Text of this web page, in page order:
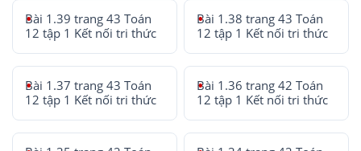
Bài 1.39 trang 43 Toán
12 tập 1 Kết nối tri thức
Bài 1.38 trang 43 Toán
12 tập 1 Kết nối tri thức
Bài 1.37 trang 43 Toán
12 tập 1 Kết nối tri thức
Bài 1.36 trang 42 Toán
12 tập 1 Kết nối tri thức